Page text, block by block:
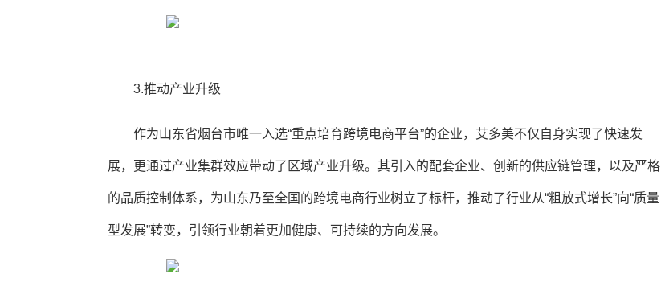
3.推动产业升级
作为山东省烟台市唯一入选“重点培育跨境电商平台”的企业，艾多美不仅自身实现了快速发
展，更通过产业集群效应带动了区域产业升级。其引入的配套企业、创新的供应链管理，以及严格
的品质控制体系，为山东乃至全国的跨境电商行业树立了标杆，推动了行业从“粗放式增长”向“质量
型发展”转变，引领行业朝着更加健康、可持续的方向发展。